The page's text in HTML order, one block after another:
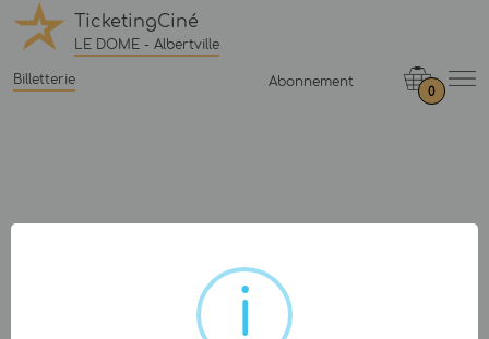
TicketingCiné
LE DOME - Albertville
Billetterie Abonnement
0